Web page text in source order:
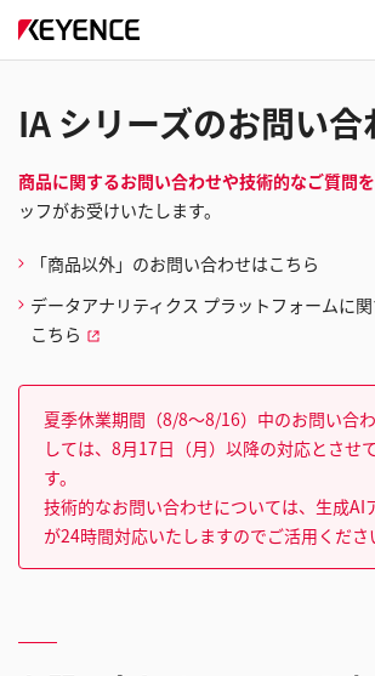
IA シリーズのお問い合
商品に関するお問い合わせや技術的なご質問を
ッフがお受けいたします。
「商品以外」のお問い合わせはこちら
データアナリティクス プラットフォームに
こちら
夏季休業期間（8/8～8/16）中のお問い合
しては、8月17日（月）以降の対応とさせ
す。
技術的なお問い合わせについては、生成AI
が24時間対応いたしますのでご活用くださ